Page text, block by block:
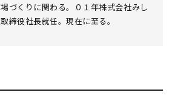
づくりに関わる。０１年株式会社みし
締役社長就任。現在に至る。